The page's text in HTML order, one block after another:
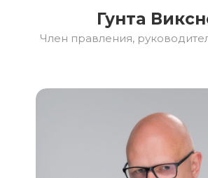
Гунта
Член правления,